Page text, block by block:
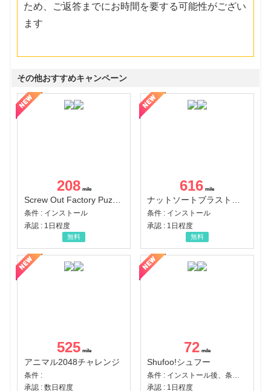
ため、ご返答までにお時間を要する可能性がござい
ます
その他おすすめキャンペーン
208
Screw Out Factory Puzzle 3D（経験値バーのマイルストーンを5にする（ユーザーレベル5に到達する））（Android）
条件 : インストール
承認 : 1日程度
無料
616
ナットソートブラスト：カラーパズル（チャレンジ11完了）（Android）
条件 : インストール
承認 : 1日程度
無料
525
アニマル2048チャレンジ
条件 :
承認 : 数日程度
72
Shufoo!シュフー
承認 : 1日程度